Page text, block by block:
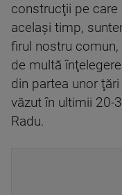
construcţii pe care
acelaşi timp,
firul nostru
de multă
din partea unor
văzut în ultimii 20-
Radu.